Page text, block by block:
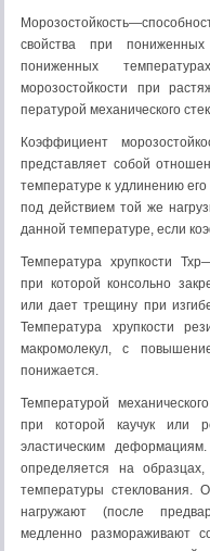
свойства при
пониженных
морозостойкости при
пературой механического
Коэффициент
представляет собой
температуре к удлинению
под действием той же
данной температуре, если
Температура хрупкости
при которой консольно
или дает трещину при
Температура хрупкости
макромолекул, с
понижается.
Температурой
при которой каучук или
эластическим
определяется на
температуры стеклования.
нагружают (после
медленно размораживают